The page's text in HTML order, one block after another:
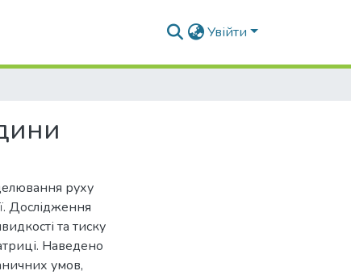
Увійти
руху
Дослідження
та тиску
Наведено
умов,